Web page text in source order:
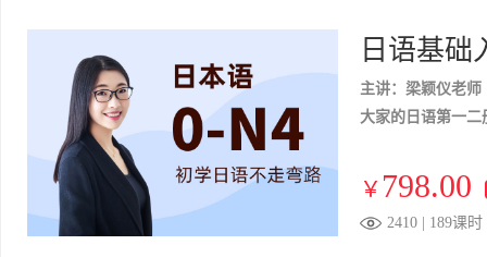
日语基础
主讲：梁颖仪老师
大家的日语第一二
￥ 798.00
2410 | 189课时